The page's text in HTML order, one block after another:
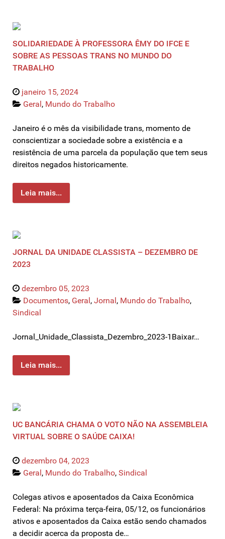
SOLIDARIEDADE À PROFESSORA ÊMY DO IFCE E
SOBRE AS PESSOAS TRANS NO MUNDO DO
TRABALHO
janeiro 15, 2024
Geral, Mundo do Trabalho
Janeiro é o mês da visibilidade trans, momento de
conscientizar a sociedade sobre a existência e a
resistência de uma parcela da população que tem seus
direitos negados historicamente.
Leia mais...
JORNAL DA UNIDADE CLASSISTA – DEZEMBRO DE
2023
dezembro 05, 2023
Documentos, Geral, Jornal, Mundo do Trabalho,
Sindical
Jornal_Unidade_Classista_Dezembro_2023-1Baixar…
Leia mais...
UC BANCÁRIA CHAMA O VOTO NÃO NA ASSEMBLEIA
VIRTUAL SOBRE O SAÚDE CAIXA!
dezembro 04, 2023
Geral, Mundo do Trabalho, Sindical
Colegas ativos e aposentados da Caixa Econômica
Federal: Na próxima terça-feira, 05/12, os funcionários
ativos e aposentados da Caixa estão sendo chamados
a decidir acerca da proposta de…